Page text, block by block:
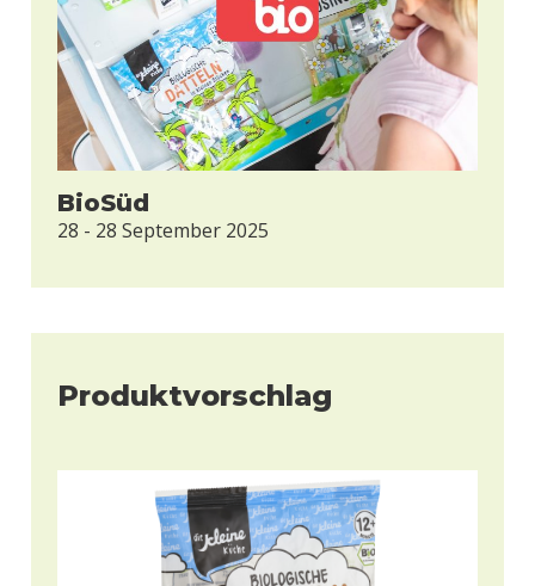
BioSüd
28 - 28 September 2025
Produktvorschlag